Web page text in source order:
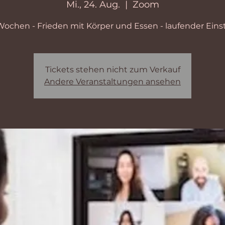
Mi., 24. Aug.
  |
Zoom
- Frieden mit Körper und Essen - laufender
Tickets stehen nicht zum Verkauf
Andere Veranstaltungen ansehen